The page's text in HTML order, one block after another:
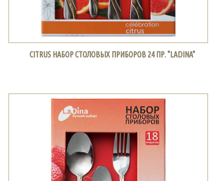
CITRUS НАБОР СТОЛОВЫХ ПРИБОРОВ 24 ПР. "LADINA"